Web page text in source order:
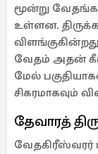
மூன்று
உள்ளன.
வேதம் அதன்
மேல்
சிகரமாகவும்
தேவாரத்
வேதகிரீஸ்வரர்